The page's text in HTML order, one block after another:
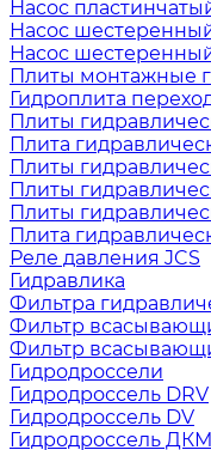
Насос
Насос шестеренный
Насос
Плиты монтажные
Гидроплита
Плиты
Плита
Плиты
Плиты
Плиты
Плита
Реле давления JCS
Гидравлика
Фильтра
Фильтр
Фильтр
Гидродроссели
Гидродроссель DRV
Гидродроссель DV
Гидродроссель ДКМ